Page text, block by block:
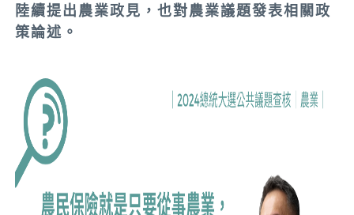
陸續提出農業政見，也對農業議題發表相關政
策論述。